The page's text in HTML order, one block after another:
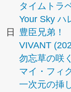
タイムトラ
Your Sky ハ
日
豊臣兄弟！
VIVANT
勿忘草の咲
マイ・フィ
一次元の挿